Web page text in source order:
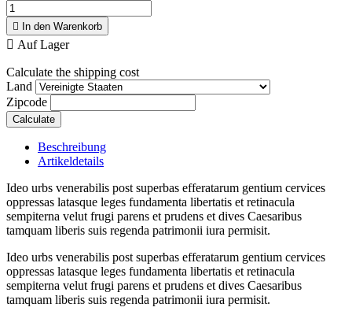
 In den Warenkorb
 Auf Lager
Calculate the shipping cost
Land
Zipcode
Calculate
Beschreibung
Artikeldetails
Ideo urbs venerabilis post superbas efferatarum gentium cervices
oppressas latasque leges fundamenta libertatis et retinacula
sempiterna velut frugi parens et prudens et dives Caesaribus
tamquam liberis suis regenda patrimonii iura permisit.
Ideo urbs venerabilis post superbas efferatarum gentium cervices
oppressas latasque leges fundamenta libertatis et retinacula
sempiterna velut frugi parens et prudens et dives Caesaribus
tamquam liberis suis regenda patrimonii iura permisit.